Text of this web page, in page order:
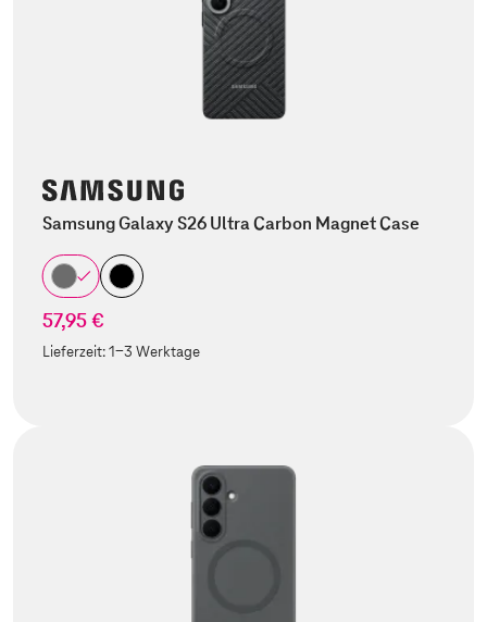
Samsung Galaxy S26 Ultra Carbon Magnet Case
57,95 €
Lieferzeit:1-3 Werktage